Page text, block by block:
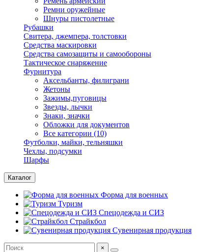
Ремни оружейные
Шнуры пистолетные
Рубашки
Свитера, джемпера, толстовки
Средства маскировки
Средства самозащиты и самообороны
Тактическое снаряжение
Фурнитура
Аксельбанты, филиграни
Жетоны
Зажимы,пуговицы
Звезды, лычки
Знаки, значки
Обложки для документов
Все категории (10)
Футболки, майки, тельняшки
Чехлы, подсумки
Шарфы
Каталог
Форма для военных
Туризм
Спецодежда и СИЗ
Страйкбол
Сувенирная продукция
×